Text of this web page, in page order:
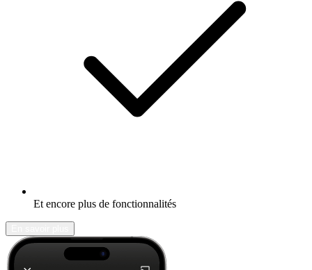
Et encore plus de fonctionnalités